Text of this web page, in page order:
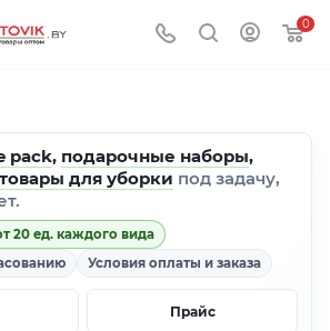
0
pack, подарочные наборы,
товары для уборки под задачу,
20 ед. каждого вида
Условия оплаты и заказа
Прайс